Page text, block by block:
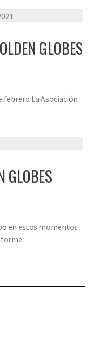
GLOBES
febrero La Asociación
GLOBES
en estos momentos